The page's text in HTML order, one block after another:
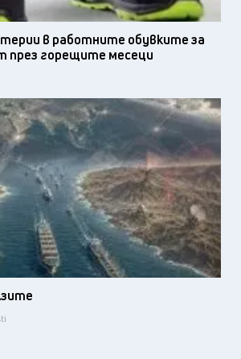
в работните обувките за
през горещите месеци